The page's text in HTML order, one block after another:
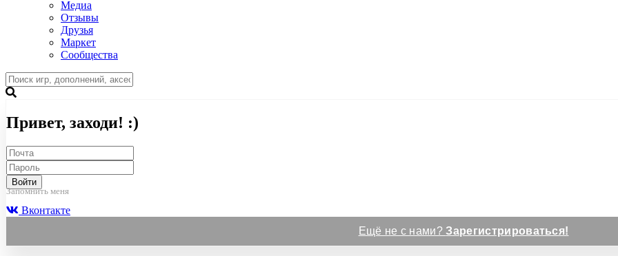
Медиа
Отзывы
Друзья
Маркет
Сообщества
Привет, заходи! :)
Войти
Запомнить меня
Вконтакте
Ещё не с нами?Зарегистрироваться!